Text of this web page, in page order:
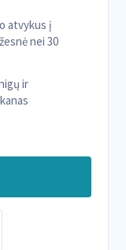
atvykus į
nei 30
ir